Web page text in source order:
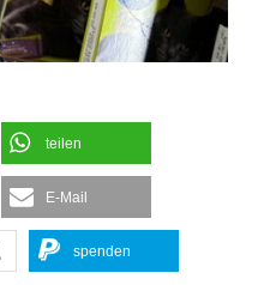
teilen
E-Mail
spenden